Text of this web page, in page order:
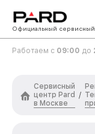
Официальный сервисный
Работаем с 09:00 до
Сервисный
центр Pard
в Москве
/